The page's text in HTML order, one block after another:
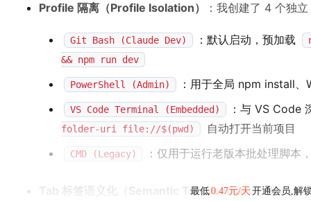
Profile 隔离（Profile Isolation） ：我创建了 4 个独
Git Bash (Claude Dev) ：默认启动，预加载
&& npm run dev
PowerShell (Admin) ：用于全局 npm install
VS Code Terminal (Embedded) ：与 VS Code
folder-uri file://$(pwd) 自动打开当前项目
CMD (Legacy) ：仅用于运行老版本批处理脚本
Tab 标签语义化（Semantic Tab Naming）：每个
最低0.47元/天 开通会员,解